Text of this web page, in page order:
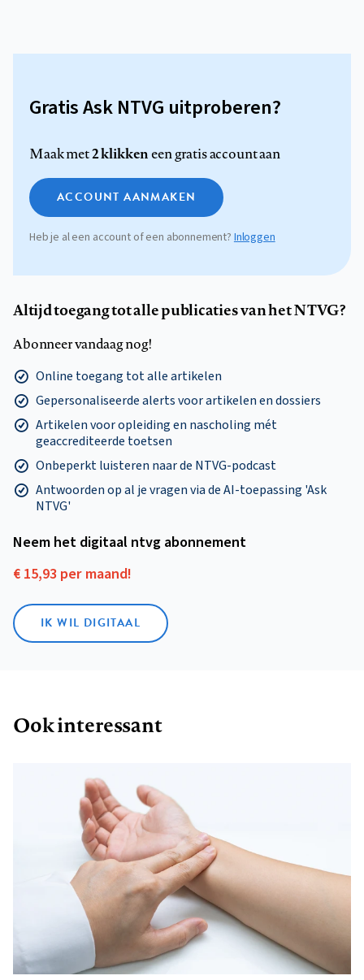
Gratis Ask NTVG uitproberen?
Maak met2 klikkeneen gratis account aan
ACCOUNT AANMAKEN
Heb je al een account of een abonnement? Inloggen
Altijd toegang tot alle publicaties van het NTVG?
Abonneer vandaag nog!
Online toegang tot alle artikelen
Gepersonaliseerde alerts voor artikelen en dossiers
Artikelen voor opleiding en nascholing mét
geaccrediteerde toetsen
Onbeperkt luisteren naar de NTVG-podcast
Antwoorden op al je vragen via de AI-toepassing 'Ask
NTVG'
Neem het digitaal ntvg abonnement
€ 15,93 per maand!
IK WIL DIGITAAL
Ook interessant